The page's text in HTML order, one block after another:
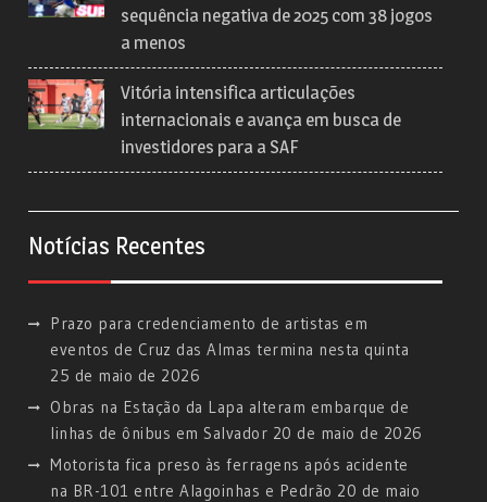
sequência negativa de 2025 com 38 jogos
a menos
Vitória intensifica articulações
internacionais e avança em busca de
investidores para a SAF
Notícias Recentes
Prazo para credenciamento de artistas em
eventos de Cruz das Almas termina nesta quinta
25 de maio de 2026
Obras na Estação da Lapa alteram embarque de
linhas de ônibus em Salvador 20 de maio de 2026
Motorista fica preso às ferragens após acidente
na BR-101 entre Alagoinhas e Pedrão 20 de maio